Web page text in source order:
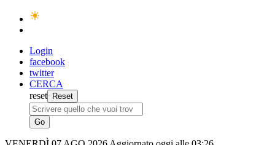
Login
facebook
twitter
CERCA
reset